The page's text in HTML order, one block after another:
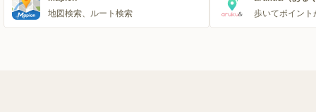
地図検索、ルート検索
歩いてポイント